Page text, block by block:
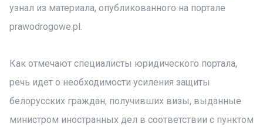
узнал из материала, опубликованного на портале
prawodrogowe.pl.
Как отмечают специалисты юридического портала,
речь идет о необходимости усиления защиты
белорусских граждан, получивших визы, выданные
министром иностранных дел в соответствии с пунктом